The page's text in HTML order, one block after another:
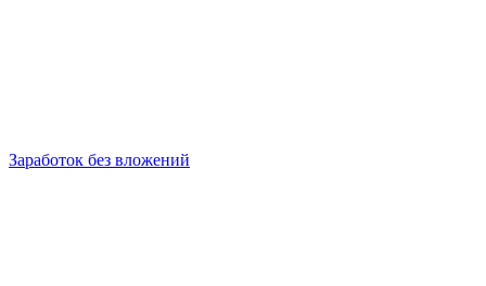
Заработок без вложений